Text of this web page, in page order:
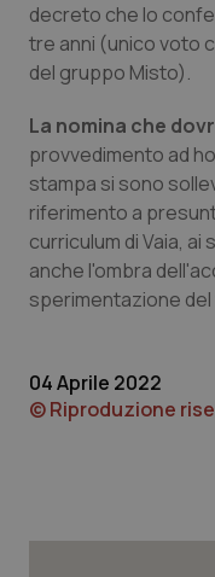
Molise
Piemonte
Provincia
Provincia
Puglia
Sicilia
Epatiti
HIV
Infezioni &
Ipertensione
Malattie rare
Neuroscienze
decreto che lo
tre anni (unico voto
del gruppo Misto).
La nomina che
provvedimento ad
stampa si sono
riferimento a
curriculum di Vaia,
anche l'ombra
sperimentazione del
04 Aprile 2022
© Riproduzione